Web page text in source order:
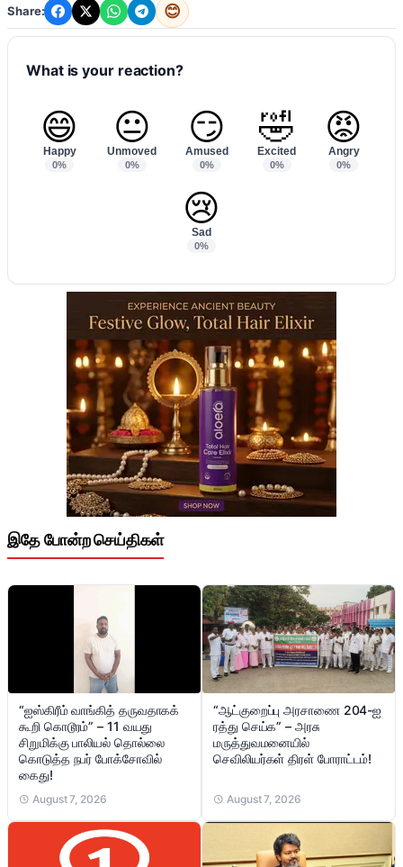
Share: 😊
What is your reaction?
😄
Happy
0%
😐
Unmoved
0%
😏
Amused
0%
🤣
Excited
0%
😡
Angry
0%
😢
Sad
0%
இதே போன்ற செய்திகள்
“ஐஸ்கிரீம் வாங்கித் தருவதாகக்
கூறி கொடூரம்” – 11 வயது
சிறுமிக்கு பாலியல் தொல்லை
கொடுத்த நபர் போக்சோவில்
கைது!
August 7, 2026
“ஆட்குறைப்பு அரசாணை 204-ஐ
ரத்து செய்க” – அரசு
மருத்துவமனையில்
செவிலியர்கள் திரள் போராட்டம்!
August 7, 2026